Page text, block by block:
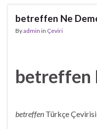
betreffen Ne
Byadmin in Çeviri
betreffen
betreffen Türkçe Çevirisi